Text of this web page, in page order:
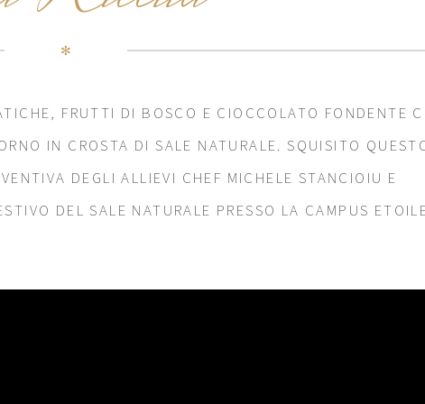
✻
FRUTTI DI BOSCO E CIOCCOLATO FONDENTE
IN CROSTA DI SALE NATURALE. SQUISITO
DEGLI ALLIEVI CHEF MICHELE STANCIOIU E
DEL SALE NATURALE PRESSO LA CAMPUS